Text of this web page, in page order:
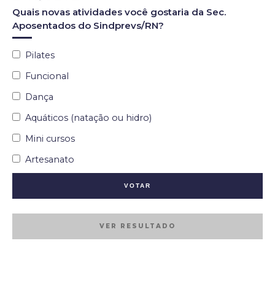
Quais novas atividades você gostaria da Sec.
Aposentados do Sindprevs/RN?
Pilates
Funcional
Dança
Aquáticos (natação ou hidro)
Mini cursos
Artesanato
VER RESULTADO